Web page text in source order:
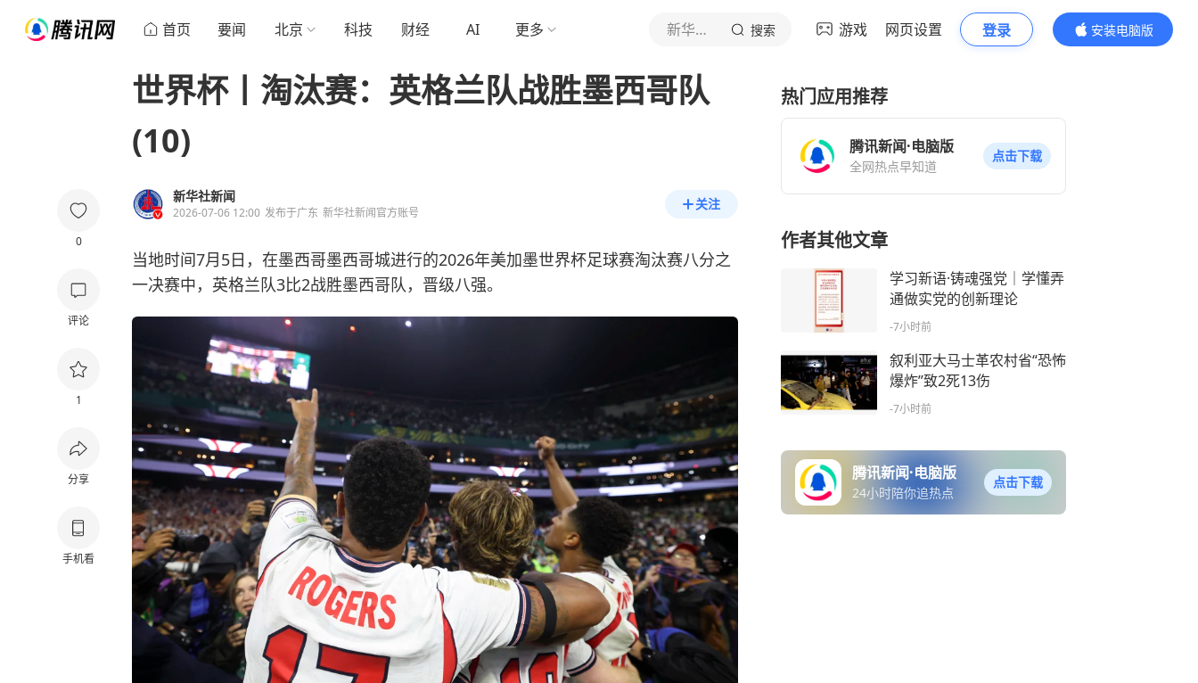
首页 要闻 北京 科技 财经 AI 更多 新华社新闻 搜索 游戏 网页设置 登录
安装电脑版
内容更精彩
0
评论
1
分享
手机看
世界杯丨淘汰赛：英格兰队战胜墨西哥队
(10)
新华社新闻
2026-07-06 12:00 发布于广东 新华社新闻官方账号
关注
当地时间7月5日，在墨西哥墨西哥城进行的2026年美加墨世界杯足球赛淘汰赛八分之
一决赛中，英格兰队3比2战胜墨西哥队，晋级八强。
热门应用推荐
腾讯新闻·电脑版
全网热点早知道
点击下载
作者其他文章
学习新语·铸魂强党｜学懂弄
通做实党的创新理论
-7小时前
叙利亚大马士革农村省“恐怖
爆炸”致2死13伤
-7小时前
腾讯新闻·电脑版
24小时陪你追热点
点击下载